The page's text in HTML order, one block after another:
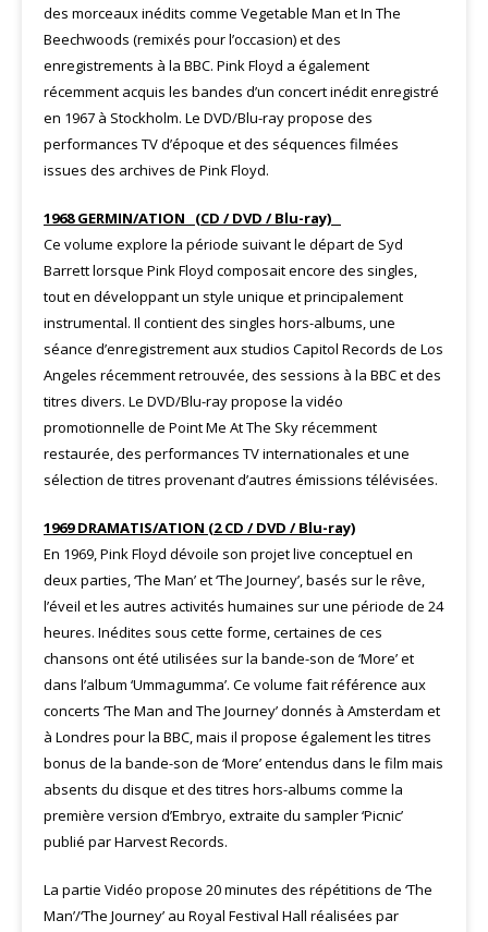
des morceaux inédits comme Vegetable Man et In The
Beechwoods (remixés pour l’occasion) et des
enregistrements à la BBC. Pink Floyd a également
récemment acquis les bandes d’un concert inédit enregistré
en 1967 à Stockholm. Le DVD/Blu-ray propose des
performances TV d’époque et des séquences filmées
issues des archives de Pink Floyd.
1968 GERMIN/ATION (CD / DVD / Blu-ray)
Ce volume explore la période suivant le départ de Syd
Barrett lorsque Pink Floyd composait encore des singles,
tout en développant un style unique et principalement
instrumental. Il contient des singles hors-albums, une
séance d’enregistrement aux studios Capitol Records de Los
Angeles récemment retrouvée, des sessions à la BBC et des
titres divers. Le DVD/Blu-ray propose la vidéo
promotionnelle de Point Me At The Sky récemment
restaurée, des performances TV internationales et une
sélection de titres provenant d’autres émissions télévisées.
1969 DRAMATIS/ATION (2 CD / DVD / Blu-ray)
En 1969, Pink Floyd dévoile son projet live conceptuel en
deux parties, ‘The Man’ et ‘The Journey’, basés sur le rêve,
l’éveil et les autres activités humaines sur une période de 24
heures. Inédites sous cette forme, certaines de ces
chansons ont été utilisées sur la bande-son de ‘More’ et
dans l’album ‘Ummagumma’. Ce volume fait référence aux
concerts ‘The Man and The Journey’ donnés à Amsterdam et
à Londres pour la BBC, mais il propose également les titres
bonus de la bande-son de ‘More’ entendus dans le film mais
absents du disque et des titres hors-albums comme la
première version d’Embryo, extraite du sampler ‘Picnic’
publié par Harvest Records.
La partie Vidéo propose 20 minutes des répétitions de ‘The
Man’/‘The Journey’ au Royal Festival Hall réalisées par